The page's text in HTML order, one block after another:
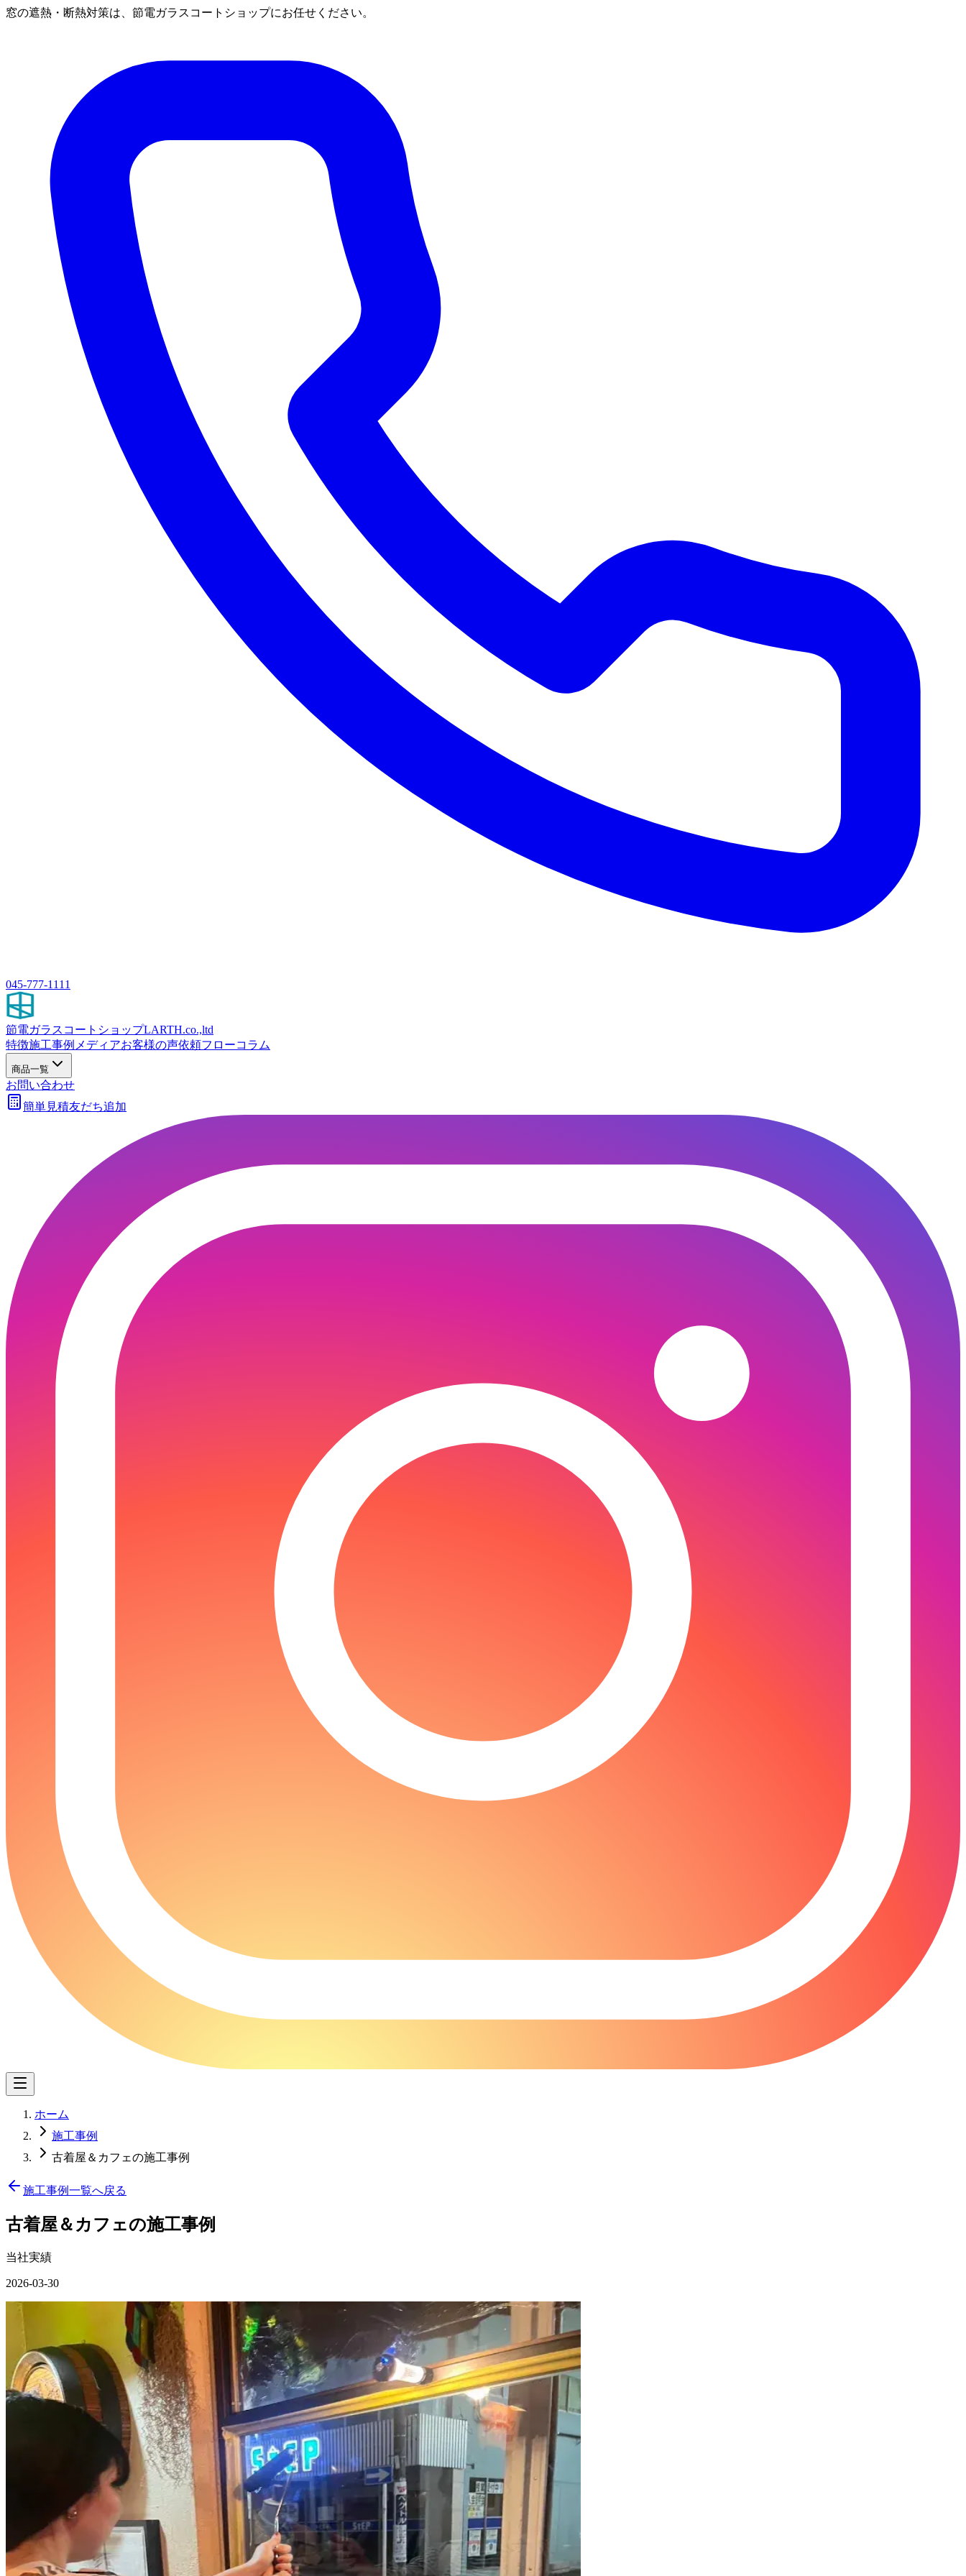
窓の遮熱・断熱対策は、節電ガラスコートショップにお任せください。
045-777-1111
節電ガラスコートショップLARTH.co.,ltd
特徴施工事例 メディアお客様の声依頼フローコラム
商品一覧
お問い合わせ
簡単見積友だち追加
ホーム
施工事例
古着屋＆カフェの施工事例
施工事例一覧へ戻る
古着屋＆カフェの施工事例
当社実績
2026-03-30